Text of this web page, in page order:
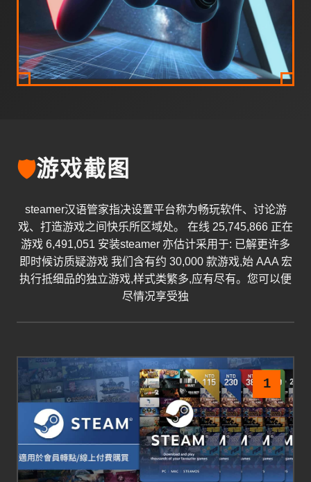
🛡️游戏截图
steamer汉语管家指决设置平台称为畅玩软件、讨论游
戏、打造游戏之间快乐所区域处。 在线 25,745,866 正在
游戏 6,491,051 安装steamer 亦估计采用于: 已解更许多
即时候访质疑游戏 我们含有约 30,000 款游戏,始 AAA 宏
执行抵细品的独立游戏,样式类繁多,应有尽有。您可以便
尽情况享受独
1